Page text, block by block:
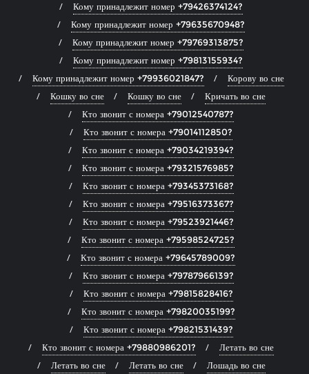
Кому принадлежит номер +79426374124?
Кому принадлежит номер +79635670948?
Кому принадлежит номер +79769313875?
Кому принадлежит номер +79813155934?
Кому принадлежит номер +79936021847?
Корову во сне
Кошку во сне
Кошку во сне
Кричать во сне
Кто звонит с номера +79012540787?
Кто звонит с номера +79014112850?
Кто звонит с номера +79034219394?
Кто звонит с номера +79321576985?
Кто звонит с номера +79345373168?
Кто звонит с номера +79516373367?
Кто звонит с номера +79523921446?
Кто звонит с номера +79598524725?
Кто звонит с номера +79645789009?
Кто звонит с номера +79787966139?
Кто звонит с номера +79815828416?
Кто звонит с номера +79820035199?
Кто звонит с номера +79821531439?
Кто звонит с номера +79880986201?
Летать во сне
Летать во сне
Летать во сне
Лошадь во сне